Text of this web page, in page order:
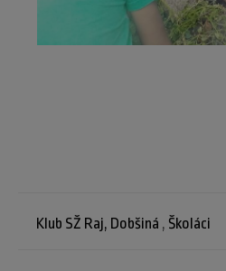
Klub SŽ Raj, Dobšiná , Školáci